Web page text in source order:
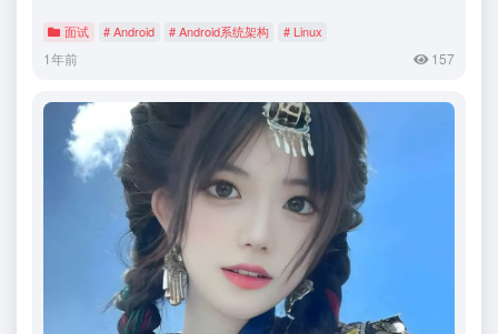
面试 # Android # Android系统架构 # Linux
1年前 157